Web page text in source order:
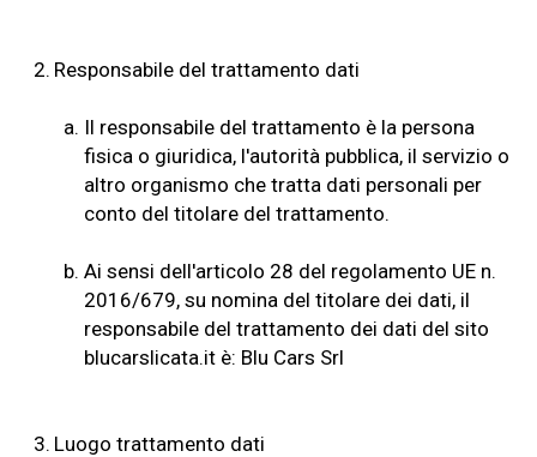
2. Responsabile del trattamento dati
a. Il responsabile del trattamento è la persona
fisica o giuridica, l'autorità pubblica, il servizio o
altro organismo che tratta dati personali per
conto del titolare del trattamento.
b. Ai sensi dell'articolo 28 del regolamento UE n.
2016/679, su nomina del titolare dei dati, il
responsabile del trattamento dei dati del sito
blucarslicata.it è: Blu Cars Srl
3. Luogo trattamento dati